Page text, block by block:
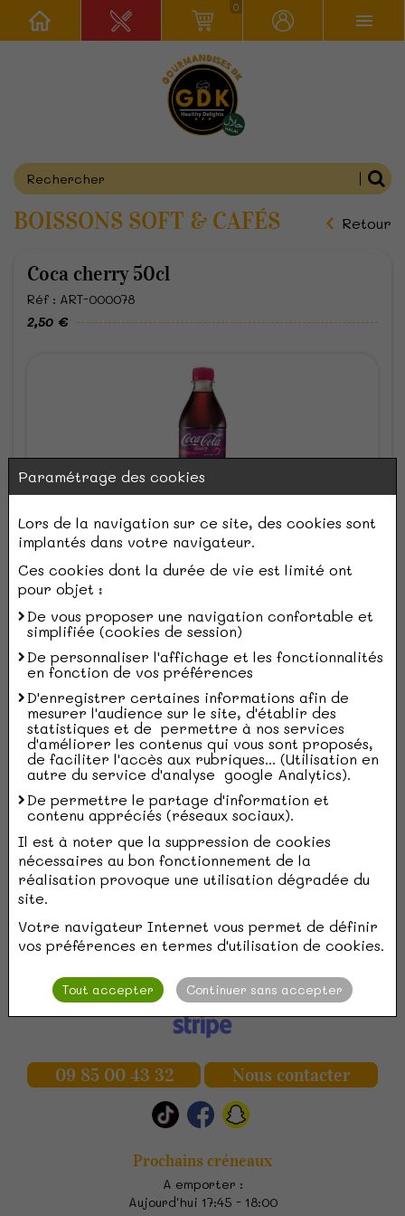
0
BOISSONS SOFT & CAFÉS Retour
Coca cherry 50cl
Réf : ART-000078
2,50 €
Ce produit n'est pas disponible à la
vente actuellement
Accueil Nos rayons
BOISSONS SOFT & CAFÉS
Coca cherry 50cl
Gourmandises DK
2 Rue de l'Esplanade
59140
Dunkerque
Paiement sécurisé
09 85 00 43 32 Nous contacter
Prochains créneaux
A emporter :
Aujourd'hui 17:45 - 18:00
Paramétrage des cookies
Lors de la navigation sur ce site, des cookies sont
implantés dans votre navigateur.
Ces cookies dont la durée de vie est limité ont
pour objet :
De vous proposer une navigation confortable et
simplifiée (cookies de session)
De personnaliser l'affichage et les fonctionnalités
en fonction de vos préférences
D'enregistrer certaines informations afin de
mesurer l'audience sur le site, d'établir des
statistiques et de permettre à nos services
d'améliorer les contenus qui vous sont proposés,
de faciliter l'accès aux rubriques... (Utilisation en
autre du service d'analyse google Analytics).
De permettre le partage d'information et
contenu appréciés (réseaux sociaux).
Il est à noter que la suppression de cookies
nécessaires au bon fonctionnement de la
réalisation provoque une utilisation dégradée du
site.
Votre navigateur Internet vous permet de définir
vos préférences en termes d'utilisation de cookies.
Tout accepter Continuer sans accepter